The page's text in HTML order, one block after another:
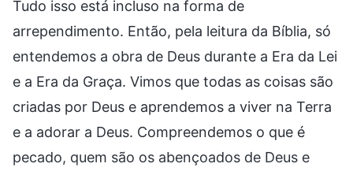
Tudo isso está incluso na forma de
arrependimento. Então, pela leitura da Bíblia, só
entendemos a obra de Deus durante a Era da Lei
e a Era da Graça. Vimos que todas as coisas são
criadas por Deus e aprendemos a viver na Terra
e a adorar a Deus. Compreendemos o que é
pecado, quem são os abençoados de Deus e